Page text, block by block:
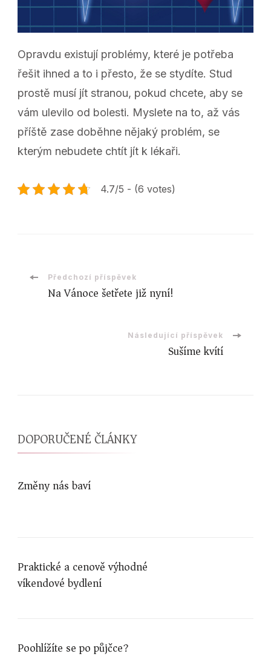
Opravdu existují problémy, které je potřeba
řešit ihned a to i přesto, že se stydíte. Stud
prostě musí jít stranou, pokud chcete, aby se
vám ulevilo od bolesti. Myslete na to, až vás
příště zase doběhne nějaký problém, se
kterým nebudete chtít jít k lékaři.
4.7/5 - (6 votes)
Navigace
Předchozí příspěvek
Na Vánoce šetřete již nyní!
Následující příspěvek
Sušíme kvítí
DOPORUČENÉ ČLÁNKY
Změny nás baví
Praktické a cenově výhodné
víkendové bydlení
Poohlížíte se po půjčce?